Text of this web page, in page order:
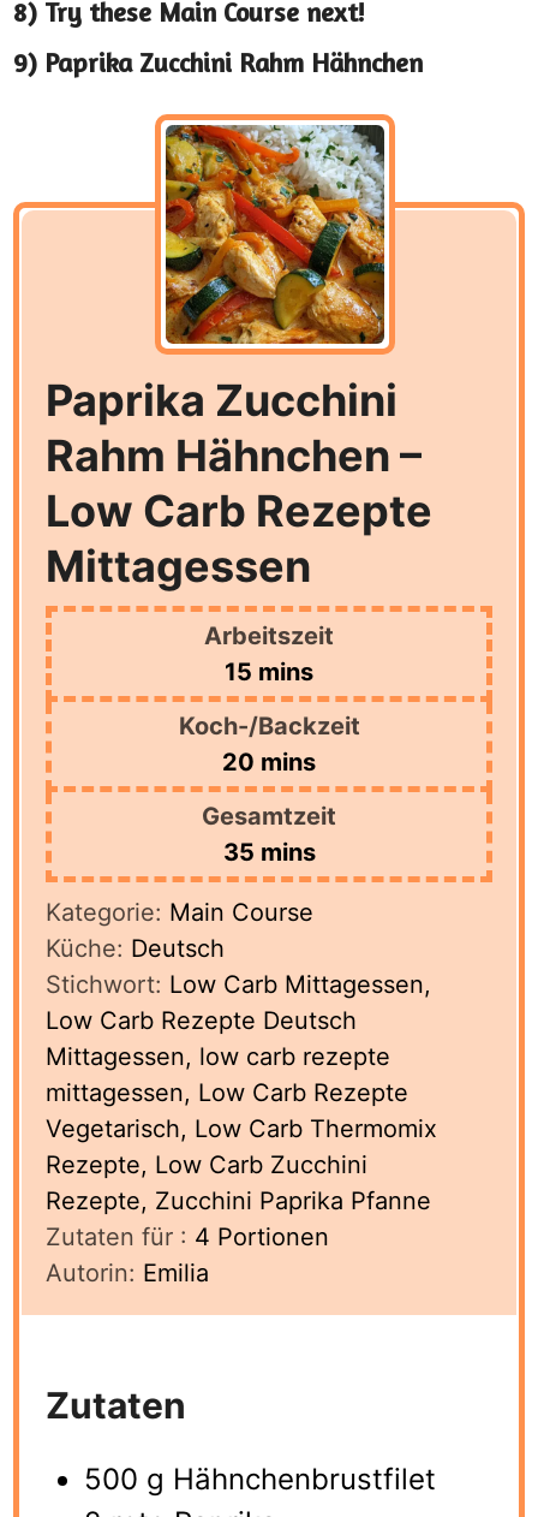
8) Try these Main Course next!
9) Paprika Zucchini Rahm Hähnchen
Paprika Zucchini
Rahm Hähnchen –
Low Carb Rezepte
Mittagessen
Arbeitszeit
15 minutes
mins
Koch-/Backzeit
20 minutes
mins
Gesamtzeit
35minutes
mins
Kategorie: Main Course
Küche: Deutsch
Stichwort: Low Carb Mittagessen,
Low Carb Rezepte Deutsch
Mittagessen, low carb rezepte
mittagessen, Low Carb Rezepte
Vegetarisch, Low Carb Thermomix
Rezepte, Low Carb Zucchini
Rezepte, Zucchini Paprika Pfanne
Zutaten für : 4 Portionen
Autorin: Emilia
Zutaten
500 g Hähnchenbrustfilet